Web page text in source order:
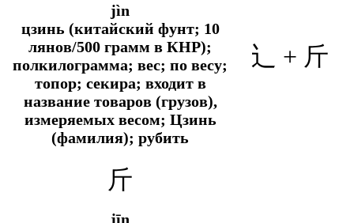
jìn
цзинь (китайский фунт; 10
лянов/500 грамм в КНР);
полкилограмма; вес; по весу;
топор; секира; входит в
название товаров (грузов),
измеряемых весом; Цзинь
(фамилия); рубить
辶 + 斤
斤
jīn